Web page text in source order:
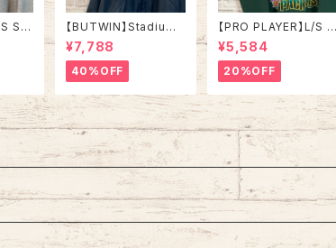
S Sw
古
【BUTWIN】Stadium
Jumper XL相当 80s
“STATE MECHANIC
AL” Made in USA ナ
イロン スタジャン スタ
ジアムジャンパー USA
製 企業モノ 刺繍ロゴ リ
ブライン アウター アメ
リカ USA 古着
¥7,788
40%OFF
【PRO PLAYER】L/S S
weat L相当 90s Mad
e in USA “PACKERS”
NFL チームモノ スウェ
ット トレーナー USA製
チームロゴ 1996 CHA
MPS 優勝記念 深緑 ア
メリカ USA 古着
¥5,584
20%OFF